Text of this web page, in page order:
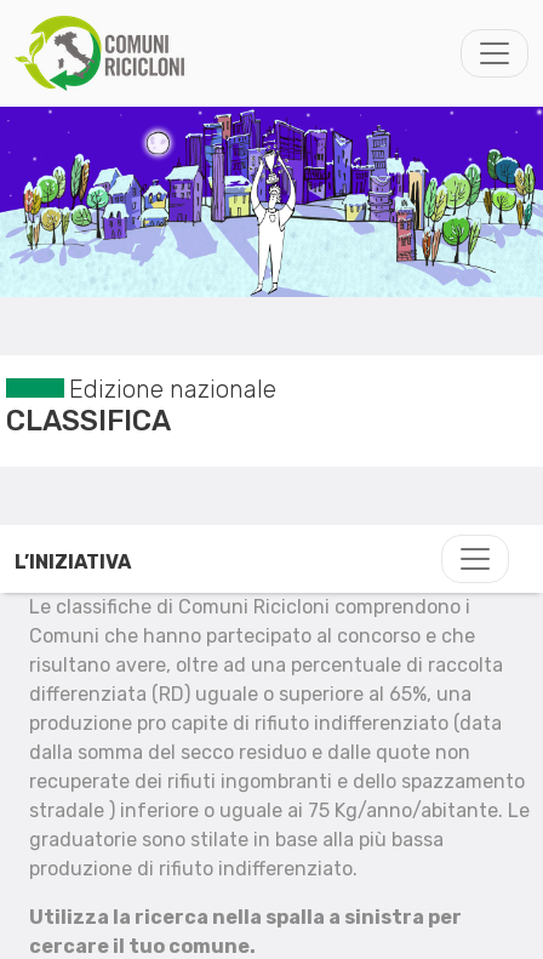
Edizione nazionale
CLASSIFICA
L’INIZIATIVA
Le classifiche di Comuni Ricicloni comprendono i
Comuni che hanno partecipato al concorso e che
risultano avere, oltre ad una percentuale di raccolta
differenziata (RD) uguale o superiore al 65%, una
produzione pro capite di rifiuto indifferenziato (data
dalla somma del secco residuo e dalle quote non
recuperate dei rifiuti ingombranti e dello spazzamento
stradale ) inferiore o uguale ai 75 Kg/anno/abitante. Le
graduatorie sono stilate in base alla più bassa
produzione di rifiuto indifferenziato.
Utilizza la ricerca nella spalla a sinistra per
cercare il tuo comune.